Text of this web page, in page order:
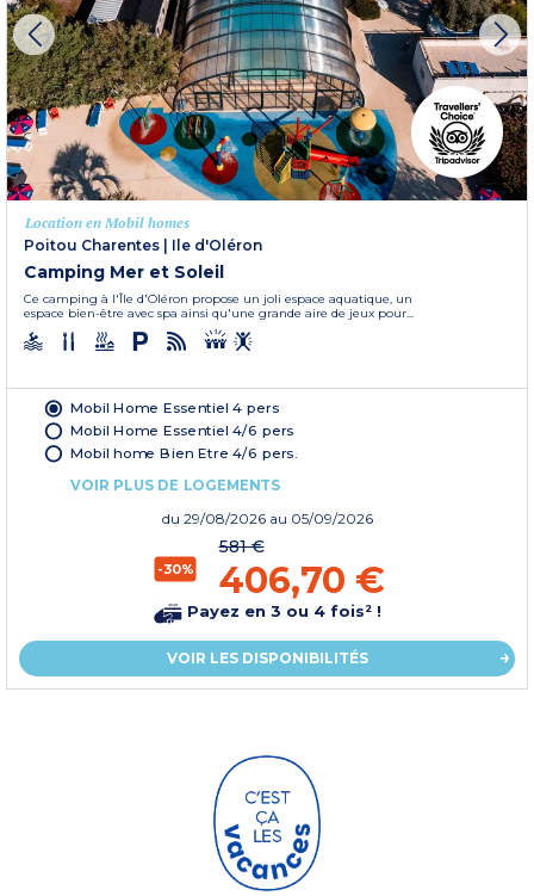
Location en Mobil homes
Poitou Charentes | Ile d'Oléron
Camping Mer et Soleil
Ce camping à l'Île d'Oléron propose un joli espace aquatique, un
espace bien-être avec spa ainsi qu'une grande aire de jeux pour...
Mobil Home Essentiel 4 pers
Mobil Home Essentiel 4/6 pers
Mobil home Bien Etre 4/6 pers.
VOIR PLUS DE LOGEMENTS
du 29/08/2026 au 05/09/2026
-30%
581 €
406,70 €
Payez en 3 ou 4 fois² !
VOIR LES DISPONIBILITÉS